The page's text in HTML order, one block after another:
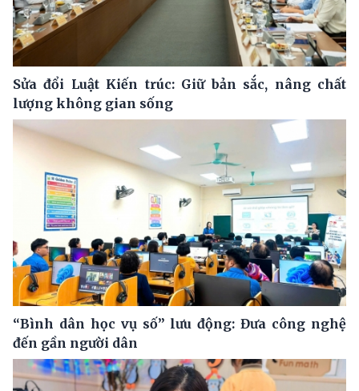
Sửa đổi Luật Kiến trúc: Giữ bản sắc, nâng chất
lượng không gian sống
“Bình dân học vụ số” lưu động: Đưa công nghệ
đến gần người dân